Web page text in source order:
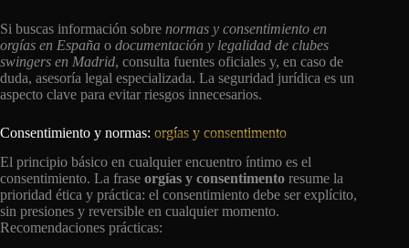
Si buscas información sobre normas y consentimiento en
orgías en España o documentación y legalidad de clubes
swingers en Madrid, consulta fuentes oficiales y, en caso de
duda, asesoría legal especializada. La seguridad jurídica es un
aspecto clave para evitar riesgos innecesarios.
Consentimiento y normas: orgías y consentimento
El principio básico en cualquier encuentro íntimo es el
consentimiento. La frase orgías y consentimento resume la
prioridad ética y práctica: el consentimiento debe ser explícito,
sin presiones y reversible en cualquier momento.
Recomendaciones prácticas: